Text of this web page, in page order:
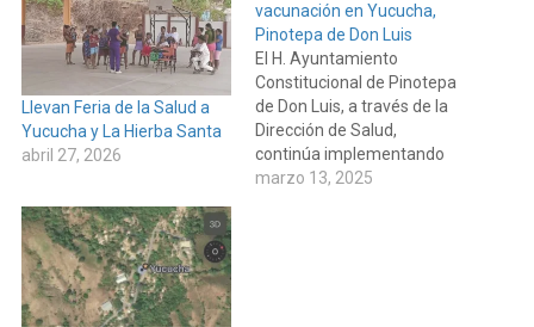
Llevan Feria de la Salud a
Yucucha y La Hierba Santa
abril 27, 2026
vacunación en Yucucha,
Pinotepa de Don Luis
El H. Ayuntamiento
Constitucional de Pinotepa
de Don Luis, a través de la
Dirección de Salud,
continúa implementando
acciones en favor del
marzo 13, 2025